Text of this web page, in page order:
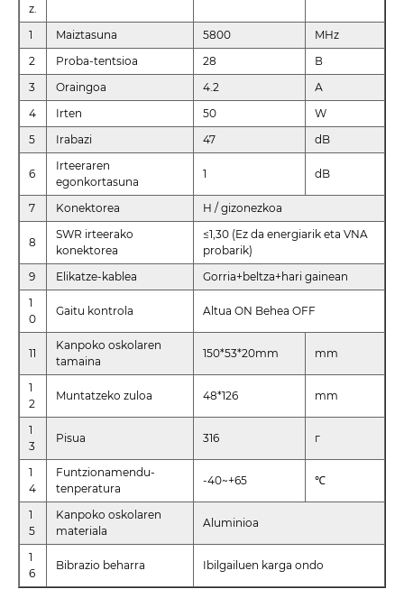
z.
1 Maiztasuna 5800
MHz
2
Proba-tentsioa 28
В
3
Oraingoa 4.2
А
4
Irten 50
W
5
Irabazi 47 dB
6
Irteeraren
egonkortasuna
1 dB
7 Konektorea H / gizonezkoa
8
SWR irteerako
konektorea
≤1,30 (Ez da energiarik eta VNA
probarik)
9
Elikatze-kablea
Gorria+beltza+hari gainean
1
0
Gaitu kontrola Altua ON Behea OFF
11
Kanpoko oskolaren
tamaina
150*53*20mm mm
1
2
Muntatzeko zuloa 48*126 mm
1
3
Pisua 316 г
1
4
Funtzionamendu-
tenperatura
-40~+65 ℃
1
5
Kanpoko oskolaren
materiala
Aluminioa
1
6
Bibrazio beharra Ibilgailuen karga ondo